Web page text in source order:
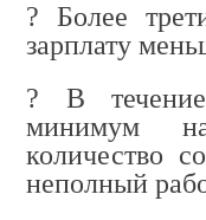
? Более
зарплату
? В
минимум
количество
неполный